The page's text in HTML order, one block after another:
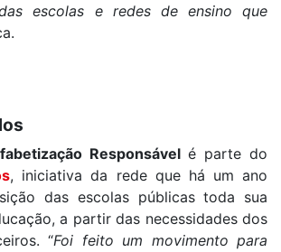
escolas e redes de ensino que
Responsávelé parte do
, iniciativa da rede que há um ano
das escolas públicas toda sua
a partir das necessidades dos
“Foi feito um movimento para